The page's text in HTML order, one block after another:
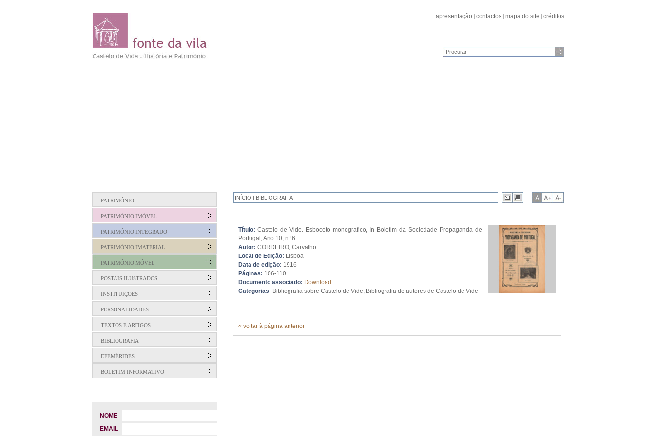
apresentação contactos| mapa do site créditos
PATRIMÓNIO
PATRIMÓNIO IMÓVEL
PATRIMÓNIO INTEGRADO
PATRIMÓNIO IMATERIAL
PATRIMÓNIO MÓVEL
POSTAIS ILUSTRADOS
INSTITUIÇÕES
PERSONALIDADES
TEXTOS E ARTIGOS
BIBLIOGRAFIA
EFEMÉRIDES
BOLETIM INFORMATIVO
NOME
EMAIL
INÍCIO | BIBLIOGRAFIA
Título:Castelo de Vide. Esboceto monografico, In Boletim da Sociedade Propaganda de
Portugal, Ano 10, nº 6
Autor: CORDEIRO, Carvalho
Local de Edição: Lisboa
Data de edição: 1916
Páginas: 106-110
Documento associado: Download
Categorias: Bibliografia sobre Castelo de Vide, Bibliografia de autores de Castelo de Vide
« voltar à página anterior